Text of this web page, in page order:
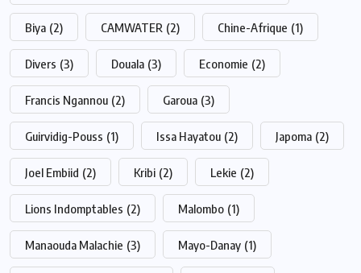
Biya (2) CAMWATER (2) Chine-Afrique (1)
Divers (3) Douala (3) Economie (2)
Francis Ngannou (2) Garoua (3)
Guirvidig-Pouss (1) Issa Hayatou (2) Japoma (2)
Joel Embiid (2) Kribi (2) Lekie (2)
Lions Indomptables (2) Malombo (1)
Manaouda Malachie (3) Mayo-Danay (1)